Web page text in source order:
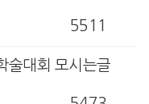
5511
술대회 모시는글